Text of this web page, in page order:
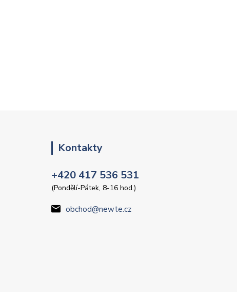
Kontakty
+420 417 536 531
(Pondělí-Pátek, 8-16 hod.)
obchod@newte.cz